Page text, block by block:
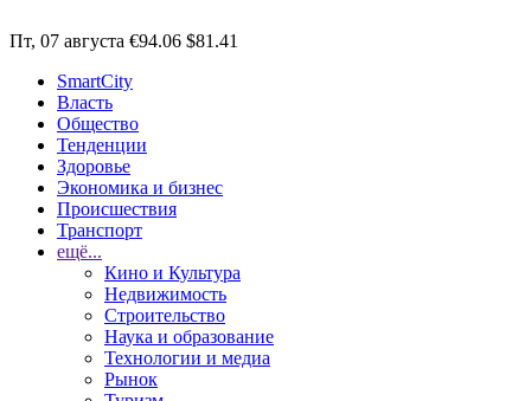
Пт, 07 августа €94.06 $81.41
SmartCity
Власть
Общество
Тенденции
Здоровье
Экономика и бизнес
Происшествия
Транспорт
ещё...
Кино и Культура
Недвижимость
Строительство
Наука и образование
Технологии и медиа
Рынок